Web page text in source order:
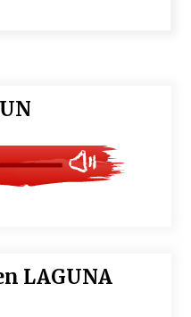
LAGUNA